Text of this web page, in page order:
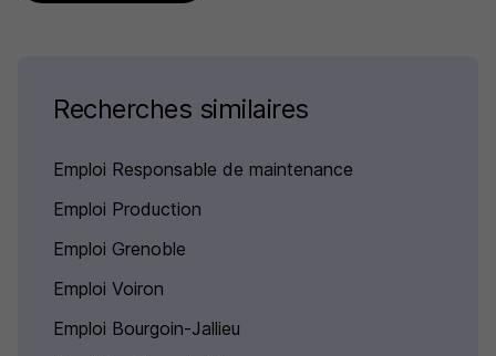
Recherches similaires
Emploi Responsable de maintenance
Emploi Production
Emploi Grenoble
Emploi Voiron
Emploi Bourgoin-Jallieu